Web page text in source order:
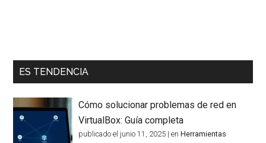
ES TENDENCIA
Cómo solucionar problemas de red en
VirtualBox: Guía completa
publicado el junio 11, 2025 |enHerramientas